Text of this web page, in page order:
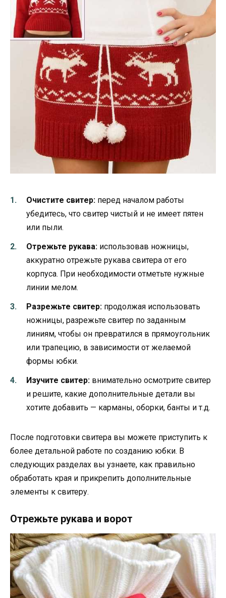
Очистите свитер: перед началом работы
убедитесь, что свитер чистый и не имеет пятен
или пыли.
Отрежьте рукава: использовав ножницы,
аккуратно отрежьте рукава свитера от его
корпуса. При необходимости отметьте нужные
линии мелом.
Разрежьте свитер: продолжая использовать
ножницы, разрежьте свитер по заданным
линиям, чтобы он превратился в прямоугольник
или трапецию, в зависимости от желаемой
формы юбки.
Изучите свитер: внимательно осмотрите свитер
и решите, какие дополнительные детали вы
хотите добавить — карманы, оборки, банты и т.д.
После подготовки свитера вы можете приступить к
более детальной работе по созданию юбки. В
следующих разделах вы узнаете, как правильно
обработать края и прикрепить дополнительные
элементы к свитеру.
Отрежьте рукава и ворот